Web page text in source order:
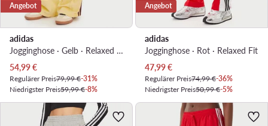
Angebot
adidas
Jogginghose · Gelb · Relaxed Fit
Aktueller Preis
54,99€
Regulärer Preis79,99 €-31%
Niedrigster Preis59,99 €-8%
Angebot
adidas
Jogginghose · Rot · Relaxed Fit
Aktueller Preis
47,99€
Regulärer Preis74,99 €-36%
Niedrigster Preis50,99 €-5%